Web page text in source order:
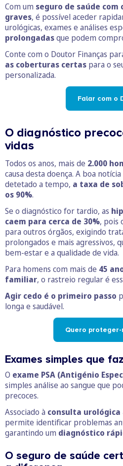
Com um seguro de saúde
graves, é possível aceder
urológicas, exames e análises
prolongadasque podem
Conte com o Doutor Finanças
as coberturas certas para o
personalizada.
Falar com o
O diagnóstico
vidas
Todos os anos, mais de 2.000
causa desta doença. A boa
detetado a tempo, a taxa de
os 90%.
Se o diagnóstico for tardio, as
caem para cerca de 30%, pois
para outros órgãos, exigindo
prolongados e mais agressivos,
bem-estar e a qualidade de vida.
Para homens com mais de 45
familiar, o rastreio regular é
Agir cedo é o primeiro passo
longa e saudável.
Quero
Exames simples que
O exame PSA (Antigénio
simples análise ao sangue que
precoces.
Associado à consulta urológica
permite identificar problemas
garantindo um diagnóstico
O seguro de saúde